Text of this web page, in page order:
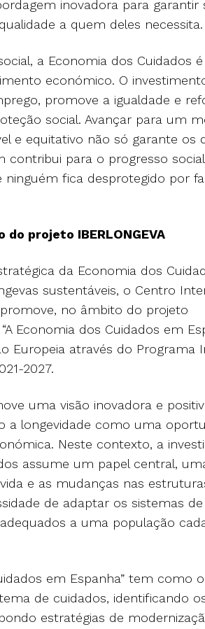
inovadora para garantir
a quem deles necessita.
a Economia dos Cuidados
económico. O
promove a igualdade e
social. Avançar para um
e equitativo não só garante os
para o progresso
ninguém fica desprotegido por
projeto IBERLONGEVA
da Economia dos
sustentáveis, o Centro
promove, no âmbito do projeto
Economia dos Cuidados em
Europeia através do Programa
2027.
uma visão inovadora e
a longevidade como uma
Neste contexto, a
assume um papel central,
e as mudanças nas
de adaptar os sistemas
a uma população
em Espanha” tem como
de cuidados, identificando
estratégias de